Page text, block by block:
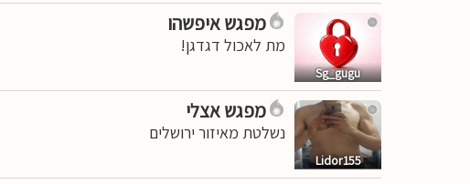
Sg_gugu
מפגש איפשהו
מת לאכול דגדגן!
Lidor155
מפגש אצלי
נשלטת מאיזור ירושלים